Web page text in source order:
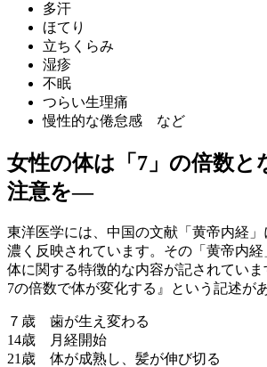
多汗
ほてり
立ちくらみ
湿疹
不眠
つらい生理痛
慢性的な倦怠感 など
女性の体は「7」の倍数と
注意を―
東洋医学には、中国の文献「黄帝内経
濃く反映されています。その「黄帝内
体に関する特徴的な内容が記されてい
7の倍数で体が変化する』という記述が
７歳 歯が生え変わる
14歳 月経開始
21歳 体が成熟し、髪が伸び切る